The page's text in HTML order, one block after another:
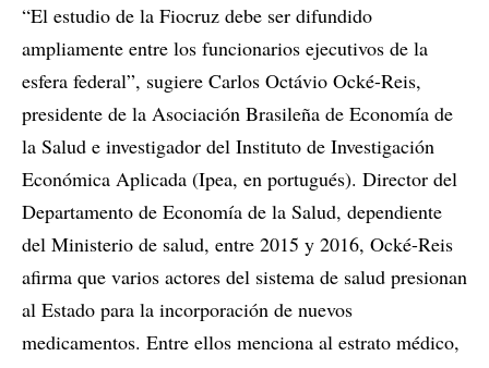
“El estudio de la Fiocruz debe ser difundido
ampliamente entre los funcionarios ejecutivos de la
esfera federal”, sugiere Carlos Octávio Ocké-Reis,
presidente de la Asociación Brasileña de Economía de
la Salud e investigador del Instituto de Investigación
Económica Aplicada (Ipea, en portugués). Director del
Departamento de Economía de la Salud, dependiente
del Ministerio de salud, entre 2015 y 2016, Ocké-Reis
afirma que varios actores del sistema de salud presionan
al Estado para la incorporación de nuevos
medicamentos. Entre ellos menciona al estrato médico,